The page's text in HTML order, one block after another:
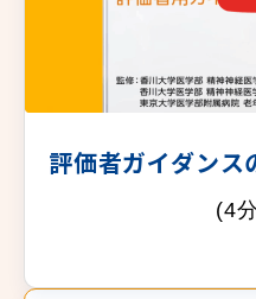
評価者ガイダンス
(4